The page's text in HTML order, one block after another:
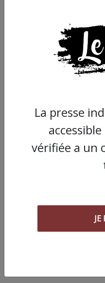
cet article :
La presse
vérifiée a un